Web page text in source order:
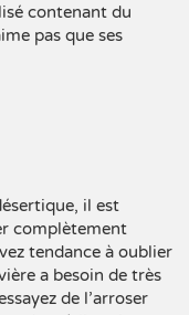
contenant du
pas que ses
il est
complètement
tendance à oublier
a besoin de très
de l’arroser